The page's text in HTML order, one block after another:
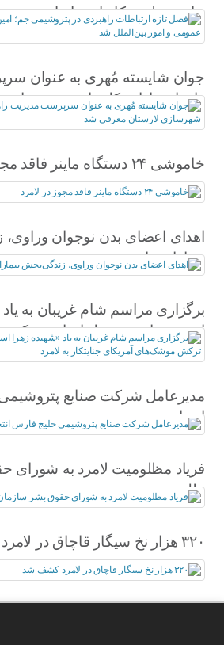
حاجی‌دولو سکاندار روابط عمومی
شد
جوان شایسته مُهری به عنوان
راهداری اداره کل راه و
شد
خاموشی ۲۴ دستگاه ماینر فاقد مجوز در لامرد
اهدای اعضای بدن نوجوان
بیماران نیازمند شد
برگزاری مراسم شام غریبان به
اسدی نژاد» در محل اصابت
آمریکای جنایتکار به لامرد
مدیرعامل شرکت صنایع
انتخاب شد
فریاد مظلومیت لامرد به شورای
ملل رسید
۳۲۰ هزار نخ سیگار قاچاق در لامرد کشف شد